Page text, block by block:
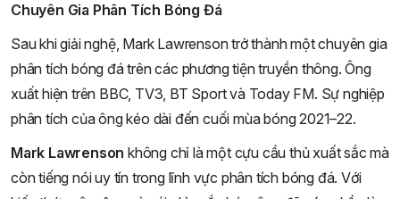
Chuyên Gia Phân Tích Bóng Đá
Sau khi giải nghệ, Mark Lawrenson trở thành một chuyên gia
phân tích bóng đá trên các phương tiện truyền thông. Ông
xuất hiện trên BBC, TV3, BT Sport và Today FM. Sự nghiệp
phân tích của ông kéo dài đến cuối mùa bóng 2021–22.
Mark Lawrenson không chỉ là một cựu cầu thủ xuất sắc mà
còn tiếng nói uy tín trong lĩnh vực phân tích bóng đá. Với